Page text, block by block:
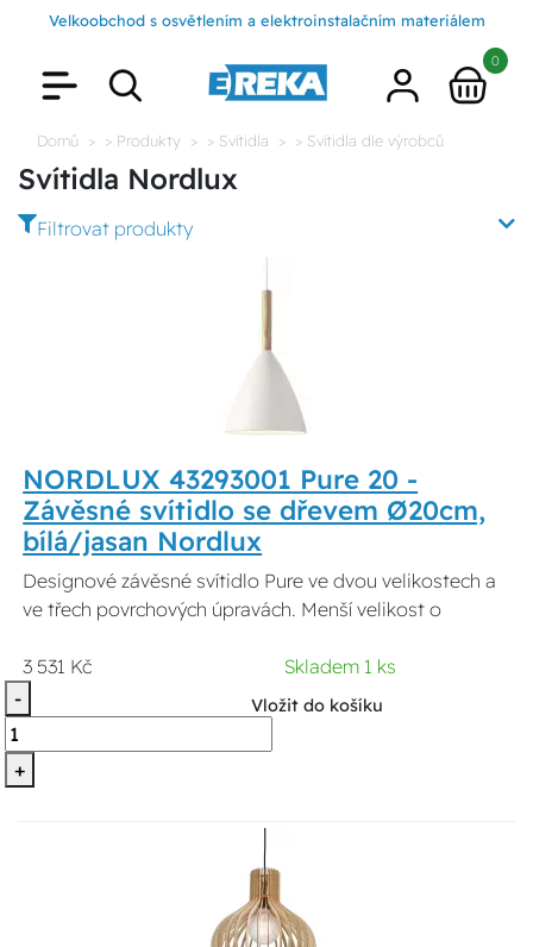
Velkoobchod s osvětlením a elektroinstalačním materiálem
0
Domů > Produkty > Svítidla > Svítidla dle výrobců
Svítidla Nordlux
Filtrovat produkty
NORDLUX 43293001 Pure 20 -
Závěsné svítidlo se dřevem Ø20cm,
bílá/jasan Nordlux
Designové závěsné svítidlo Pure ve dvou velikostech a
ve třech povrchových úpravách. Menší velikost o
3 531 Kč
Skladem 1 ks
-
+
Vložit do košíku